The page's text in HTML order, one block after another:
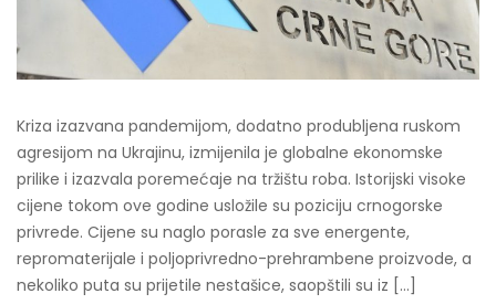
Kriza izazvana pandemijom, dodatno produbljena ruskom
agresijom na Ukrajinu, izmijenila je globalne ekonomske
prilike i izazvala poremećaje na tržištu roba. Istorijski visoke
cijene tokom ove godine usložile su poziciju crnogorske
privrede. Cijene su naglo porasle za sve energente,
repromaterijale i poljoprivredno-prehrambene proizvode, a
nekoliko puta su prijetile nestašice, saopštili su iz […]